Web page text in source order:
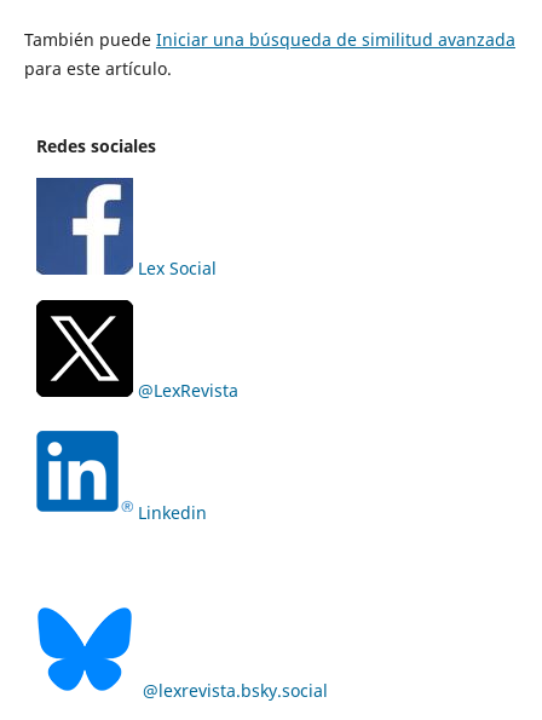
También puede Iniciar una búsqueda de similitud avanzada
para este artículo.
Redes sociales
Lex Social
@LexRevista
Linkedin
@lexrevista.bsky.social